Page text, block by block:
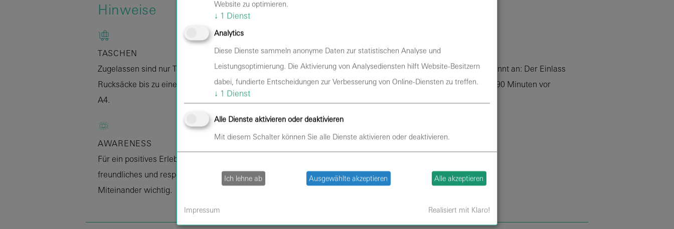
Hinweise
TASCHEN
Zugelassen sind nur Taschen und
Rucksäcke bis zu einer Größe von DIN
A4.
SPEISEN UND GETRÄNKE
Selbst mitgebrachte Speisen und
Getränke sind in der Halle nicht gestattet.
ÖPNV
Kommen Sie entspannt an: Der Einlass
startet in der Regel 90 Minuten vor
AWARENESS
Für ein positives Erlebnis ist ein
freundliches und respektvolles
Miteinander wichtig.
zählen Laptops, Profi-Kameras, GoPros.
Website zu optimieren.
↓ 1 Dienst
Analytics
Diese Dienste sammeln anonyme Daten zur statistischen Analyse und
Leistungsoptimierung. Die Aktivierung von Analysediensten hilft Website-Besitzern
dabei, fundierte Entscheidungen zur Verbesserung von Online-Diensten zu treffen.
↓ 1 Dienst
Alle Dienste aktivieren oder deaktivieren
Mit diesem Schalter können Sie alle Dienste aktivieren oder deaktivieren.
Ich lehne ab Ausgewählte akzeptieren Alle akzeptieren
Impressum Realisiert mit Klaro!